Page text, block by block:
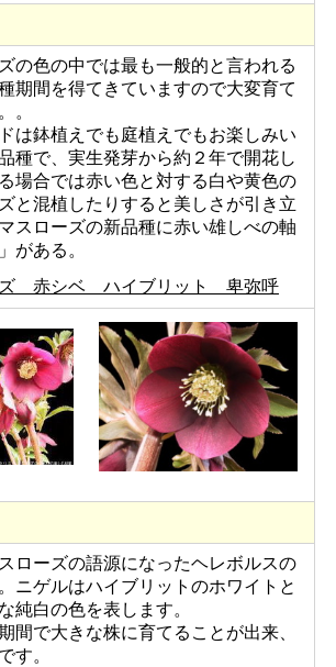
の色の中では最も一般的と言われる
期間を得てきていますので大変育て
。
は鉢植えでも庭植えでもお楽しみい
種で、実生発芽から約２年で開花し
場合では赤い色と対する白や黄色の
と混植したりすると美しさが引き立
スローズの新品種に赤い雄しべの軸
がある。
ズ 赤シベ ハイブリット 卑弥呼
ローズの語源になったヘレボルスの
ニゲルはハイブリットのホワイトと
純白の色を表します。
間で大きな株に育てることが出来、
す。